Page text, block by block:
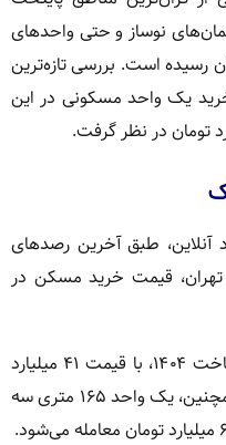
نوساز و حتی واحدهای
رسیده است. بررسی تازه‌ترین
یک واحد مسکونی در این
آنلاین، طبق آخرین رصدهای
قیمت خرید مسکن در
واحدی ۱۰۸ متری دو خوابه با سال ساخت ۱۴۰۴، با قیمت ۴۱ میلیارد
تومان برای فروش فایل شده است. همچنین، یک واحد ۱۶۵ متری سه